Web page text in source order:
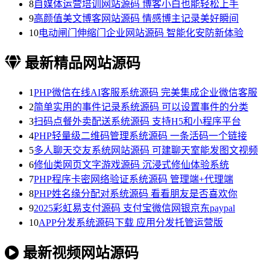
8自媒体运营培训网站源码 博客小白也能轻松上手
9高颜值美文博客网站源码 情感博主记录美好瞬间
10电动闸门伸缩门企业网站源码 智能化安防新体验
最新精品网站源码
1PHP微信在线AI客服系统源码 完美集成企业微信客服
2简单实用的事件记录系统源码 可以设置事件的分类
3扫码点餐外卖配送系统源码 支持H5和小程序平台
4PHP轻量级二维码管理系统源码 一条活码一个链接
5多人聊天交友系统网站源码 可建聊天室能发图文视频
6修仙类网页文字游戏源码 沉浸式修仙体验系统
7PHP程序卡密网络验证系统源码 管理端+代理端
8PHP姓名缘分配对系统源码 看看朋友是否喜欢你
92025彩虹易支付源码 支付宝微信网银京东paypal
10APP分发系统源码下载 应用分发托管运营版
最新视频网站源码